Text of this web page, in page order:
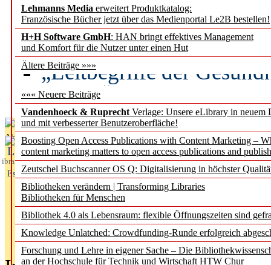
Lehmanns Media erweitert Produktkatalog:
Französische Bücher jetzt über das Medienportal Le2B bestellen!
H+H Software GmbH: HAN bringt effektives Management
und Komfort für die Nutzer unter einen Hut
Ältere Beiträge »»»
««« Neuere Beiträge
Vandenhoeck & Ruprecht Verlage: Unsere eLibrary in neuem
und mit verbesserter Benutzeroberfläche!
Boosting Open Access Publications with Content Marketing –
content marketing matters to open access publications and
Zeutschel Buchscanner OS Q: Digitalisierung in höchster
Bibliotheken verändern | Transforming Libraries
Bibliotheken für Menschen
Bibliothek 4.0 als Lebensraum: flexible Öffnungszeiten sind
Knowledge Unlatched: Crowdfunding-Runde erfolgreich
Forschung und Lehre in eigener Sache – Die
an der Hochschule für Technik und Wirtschaft HTW Chur
Künstliche Intelligenz
besser zu verstehen
„Leitbegriffe der
des BIÖG erscheinen
Aktuelles aus
L
ibrary
Essentials